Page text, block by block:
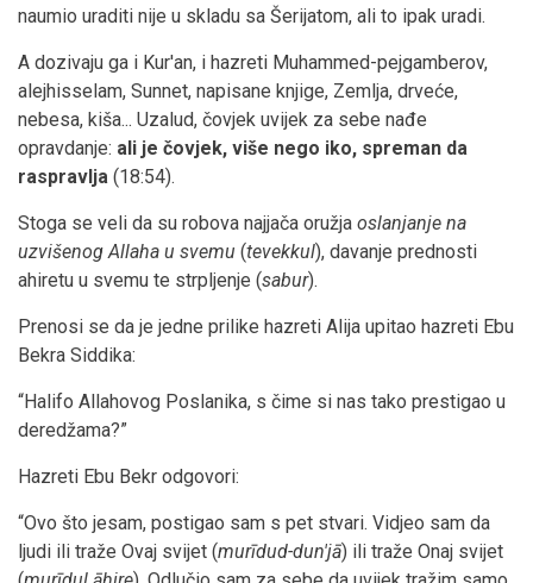
naumio uraditi nije u skladu sa Šerijatom, ali to ipak uradi.
A dozivaju ga i Kur'an, i hazreti Muhammed-pejgamberov,
alejhisselam, Sunnet, napisane knjige, Zemlja, drveće,
nebesa, kiša... Uzalud, čovjek uvijek za sebe nađe
opravdanje: ali je čovjek, više nego iko, spreman da
raspravlja (18:54).
Stoga se veli da su robova najjača oružja oslanjanje na
uzvišenog Allaha u svemu (tevekkul), davanje prednosti
ahiretu u svemu te strpljenje (sabur).
Prenosi se da je jedne prilike hazreti Alija upitao hazreti Ebu
Bekra Siddika:
“Halifo Allahovog Poslanika, s čime si nas tako prestigao u
deredžama?”
Hazreti Ebu Bekr odgovori:
“Ovo što jesam, postigao sam s pet stvari. Vidjeo sam da
ljudi ili traže Ovaj svijet (murīdud-dun'jā) ili traže Onaj svijet